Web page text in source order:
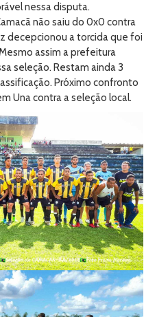
nessa disputa.
não saiu do 0x0 contra
decepcionou a torcida que foi
assim a prefeitura
seleção. Restam ainda 3
Próximo confronto
Una contra a seleção local.